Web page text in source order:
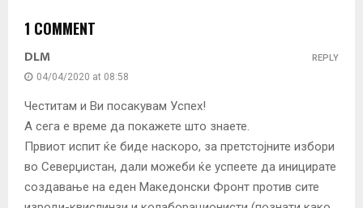
1 COMMENT
DLM
04/04/2020 at 08:58
Честитам и Ви посакувам Успех!
А сега е време да покажете што знаете.
Првиот испит ќе биде наскоро, за претстојните избори
во Северџистан, дали можеби ќе успеете да иницирате
создавање на еден Македонски Фронт против сите
REPLY